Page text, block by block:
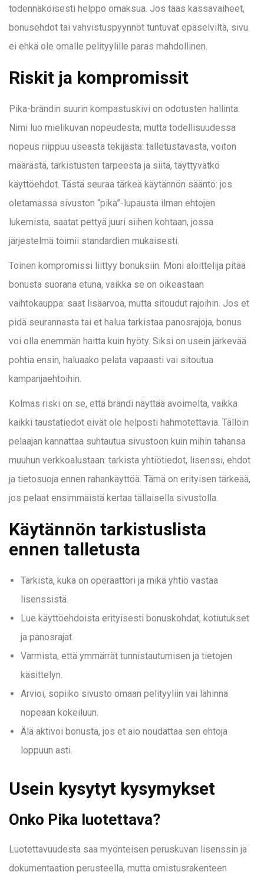
todennäköisesti helppo omaksua. Jos taas kassavaiheet,
bonusehdot tai vahvistuspyynnöt tuntuvat epäselviltä, sivu
ei ehkä ole omalle pelityylille paras mahdollinen.
Riskit ja kompromissit
Pika-brändin suurin kompastuskivi on odotusten hallinta.
Nimi luo mielikuvan nopeudesta, mutta todellisuudessa
nopeus riippuu useasta tekijästä: talletustavasta, voiton
määrästä, tarkistusten tarpeesta ja siitä, täyttyvätkö
käyttöehdot. Tästä seuraa tärkeä käytännön sääntö: jos
oletamassa sivuston “pika”-lupausta ilman ehtojen
lukemista, saatat pettyä juuri siihen kohtaan, jossa
järjestelmä toimii standardien mukaisesti.
Toinen kompromissi liittyy bonuksiin. Moni aloittelija pitää
bonusta suorana etuna, vaikka se on oikeastaan
vaihtokauppa: saat lisäarvoa, mutta sitoudut rajoihin. Jos et
pidä seurannasta tai et halua tarkistaa panosrajoja, bonus
voi olla enemmän haitta kuin hyöty. Siksi on usein järkevää
pohtia ensin, haluaako pelata vapaasti vai sitoutua
kampanjaehtoihin.
Kolmas riski on se, että brändi näyttää avoimelta, vaikka
kaikki taustatiedot eivät ole helposti hahmotettavia. Tällöin
pelaajan kannattaa suhtautua sivustoon kuin mihin tahansa
muuhun verkkoalustaan: tarkista yhtiötiedot, lisenssi, ehdot
ja tietosuoja ennen rahankäyttöä. Tämä on erityisen tärkeää,
jos pelaat ensimmäistä kertaa tällaisella sivustolla.
Käytännön tarkistuslista
ennen talletusta
Tarkista, kuka on operaattori ja mikä yhtiö vastaa
lisenssistä.
Lue käyttöehdoista erityisesti bonuskohdat, kotiutukset
ja panosrajat.
Varmista, että ymmärrät tunnistautumisen ja tietojen
käsittelyn.
Arvioi, sopiiko sivusto omaan pelityyliin vai lähinnä
nopeaan kokeiluun.
Älä aktivoi bonusta, jos et aio noudattaa sen ehtoja
loppuun asti.
Usein kysytyt kysymykset
Onko Pika luotettava?
Luotettavuudesta saa myönteisen peruskuvan lisenssin ja
dokumentaation perusteella, mutta omistusrakenteen